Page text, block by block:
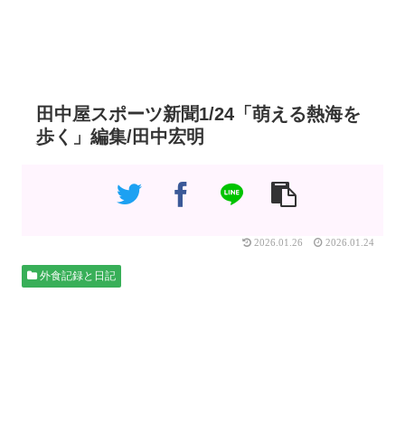
田中屋スポーツ新聞1/24「萌える熱海を
歩く」編集/田中宏明
2026.01.26 2026.01.24
外食記録と日記